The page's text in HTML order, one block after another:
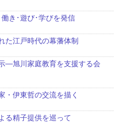
き･遊び･学びを発信
た江戸時代の幕藩体制
―旭川家庭教育を支援する会
・伊東哲の交流を描く
る精子提供を巡って